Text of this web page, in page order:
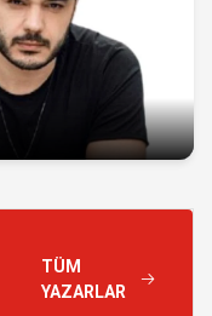
TÜM
YAZARLAR